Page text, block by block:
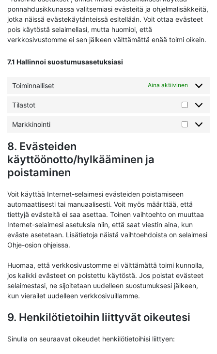
ponnahdusikkunassa valitsemiasi evästeitä ja ohjelmalisäkkeitä,
jotka näissä evästekäytänteissä esitellään. Voit ottaa evästeet
pois käytöstä selaimellasi, mutta huomioi, että
verkkosivustomme ei sen jälkeen välttämättä enää toimi oikein.
7.1 Hallinnoi suostumusasetuksiasi
Toiminnalliset Aina aktiivinen
Tilastot
Tilastot
Markkinointi
8. Evästeiden
käyttöönotto/hylkääminen ja
poistaminen
Voit käyttää Internet-selaimesi evästeiden poistamiseen
automaattisesti tai manuaalisesti. Voit myös määrittää, että
tiettyjä evästeitä ei saa asettaa. Toinen vaihtoehto on muuttaa
Internet-selaimesi asetuksia niin, että saat viestin aina, kun
eväste asetetaan. Lisätietoja näistä vaihtoehdoista on selaimesi
Ohje-osion ohjeissa.
Huomaa, että verkkosivustomme ei välttämättä toimi kunnolla,
jos kaikki evästeet on poistettu käytöstä. Jos poistat evästeet
selaimestasi, ne sijoitetaan uudelleen suostumuksesi jälkeen,
kun vierailet uudelleen verkkosivuillamme.
9. Henkilötietoihin liittyvät oikeutesi
Sinulla on seuraavat oikeudet henkilötietoihisi liittyen: